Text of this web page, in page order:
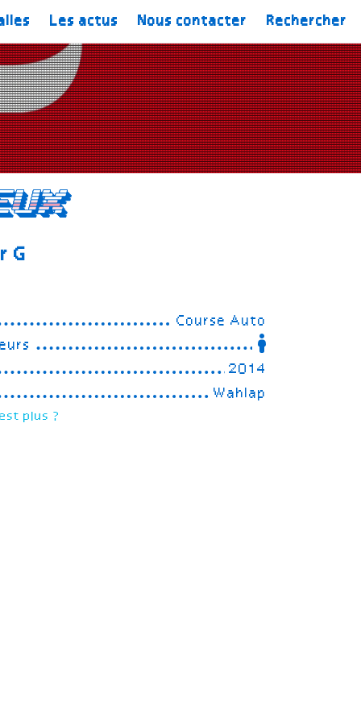
Les actus Nous contacter Rechercher
G
Course Auto
2014
Wahlap
plus ?